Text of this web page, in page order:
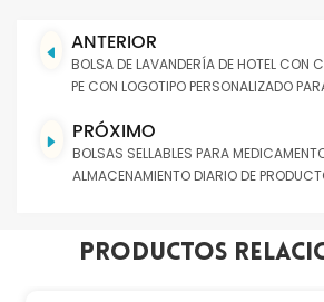
ANTERIOR
BOLSA DE LAVANDERÍA DE HOTEL CON
PE CON LOGOTIPO PERSONALIZADO
PRÓXIMO
BOLSAS SELLABLES PARA
ALMACENAMIENTO DIARIO DE
Productos